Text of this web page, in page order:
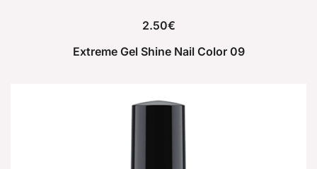
2.50€
Extreme Gel Shine Nail Color 09